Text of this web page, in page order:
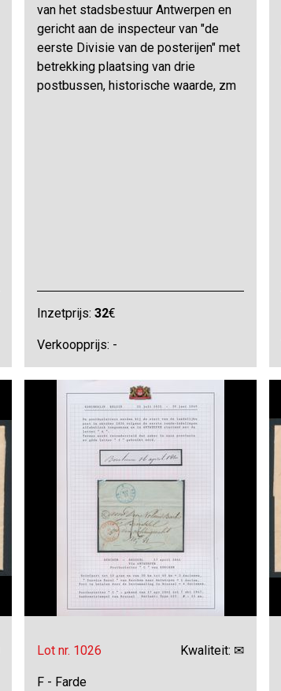
van het stadsbestuur Antwerpen en
gericht aan de inspecteur van "de
eerste Divisie van de posterijen" met
betrekking plaatsing van drie
postbussen, historische waarde, zm
Inzetprijs: 32€
Verkoopprijs: -
Lot nr. 1026 Kwaliteit: ✉
F - Farde